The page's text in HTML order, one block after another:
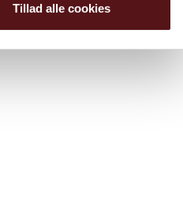
Tillad alle cookies